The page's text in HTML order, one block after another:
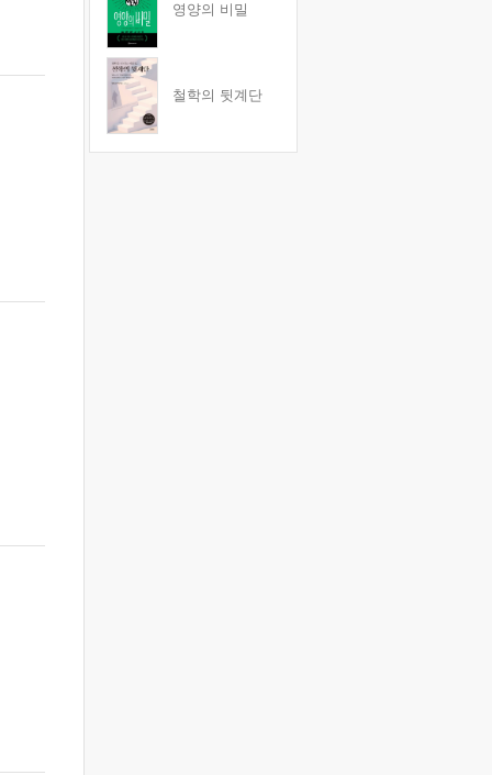
영양의 비밀
철학의 뒷계단